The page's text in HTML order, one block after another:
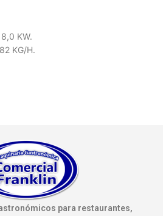
KW.
KG/H.
para restaurantes,